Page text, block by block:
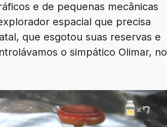
e de pequenas mecânicas
espacial que precisa
que esgotou suas reservas e
o simpático Olimar, no